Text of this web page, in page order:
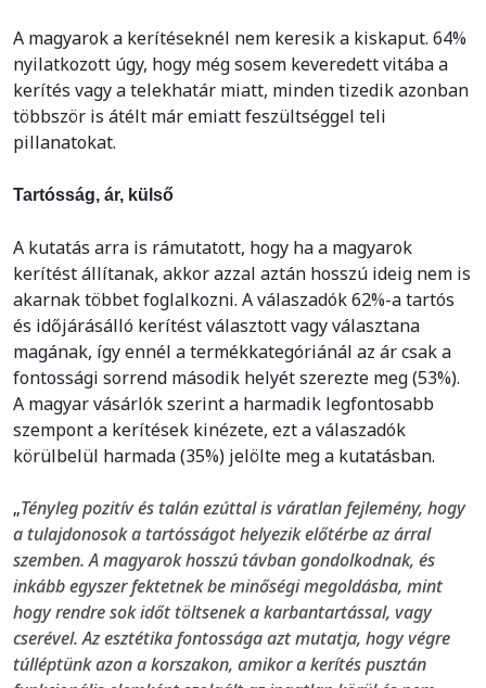
A magyarok a kerítéseknél nem keresik a kiskaput. 64%
nyilatkozott úgy, hogy még sosem keveredett vitába a
kerítés vagy a telekhatár miatt, minden tizedik azonban
többször is átélt már emiatt feszültséggel teli
pillanatokat.
Tartósság, ár, külső
A kutatás arra is rámutatott, hogy ha a magyarok
kerítést állítanak, akkor azzal aztán hosszú ideig nem is
akarnak többet foglalkozni. A válaszadók 62%-a tartós
és időjárásálló kerítést választott vagy választana
magának, így ennél a termékkategóriánál az ár csak a
fontossági sorrend második helyét szerezte meg (53%).
A magyar vásárlók szerint a harmadik legfontosabb
szempont a kerítések kinézete, ezt a válaszadók
körülbelül harmada (35%) jelölte meg a kutatásban.
„Tényleg pozitív és talán ezúttal is váratlan fejlemény, hogy
a tulajdonosok a tartósságot helyezik előtérbe az árral
szemben. A magyarok hosszú távban gondolkodnak, és
inkább egyszer fektetnek be minőségi megoldásba, mint
hogy rendre sok időt töltsenek a karbantartással, vagy
cserével. Az esztétika fontossága azt mutatja, hogy végre
túlléptünk azon a korszakon, amikor a kerítés pusztán